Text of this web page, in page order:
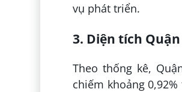
vụ phát triển.
3. Diện tích
Theo thống kê,
chiếm khoảng